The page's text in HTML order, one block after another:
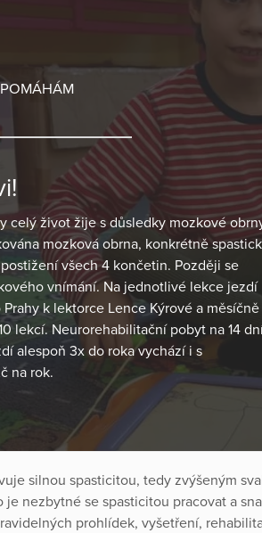
celý život žije s důsledky mozkové
mozková obrna, konkrétně
všech 4 končetin. Později se
vnímání. Na jednotlivé lekce jezdí
k lektorce Lence Kýrové a měsíčně
lekcí. Neurorehabilitační pobyt na 14
alespoň 3x do roka vychází i s
na rok.
silnou spasticitou, tedy zvýšeným
nezbytné se spasticitou pracovat a
prohlídek, vyšetření,